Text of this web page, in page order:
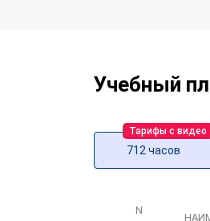
Учебный
712 часов
Тарифы с видео
N